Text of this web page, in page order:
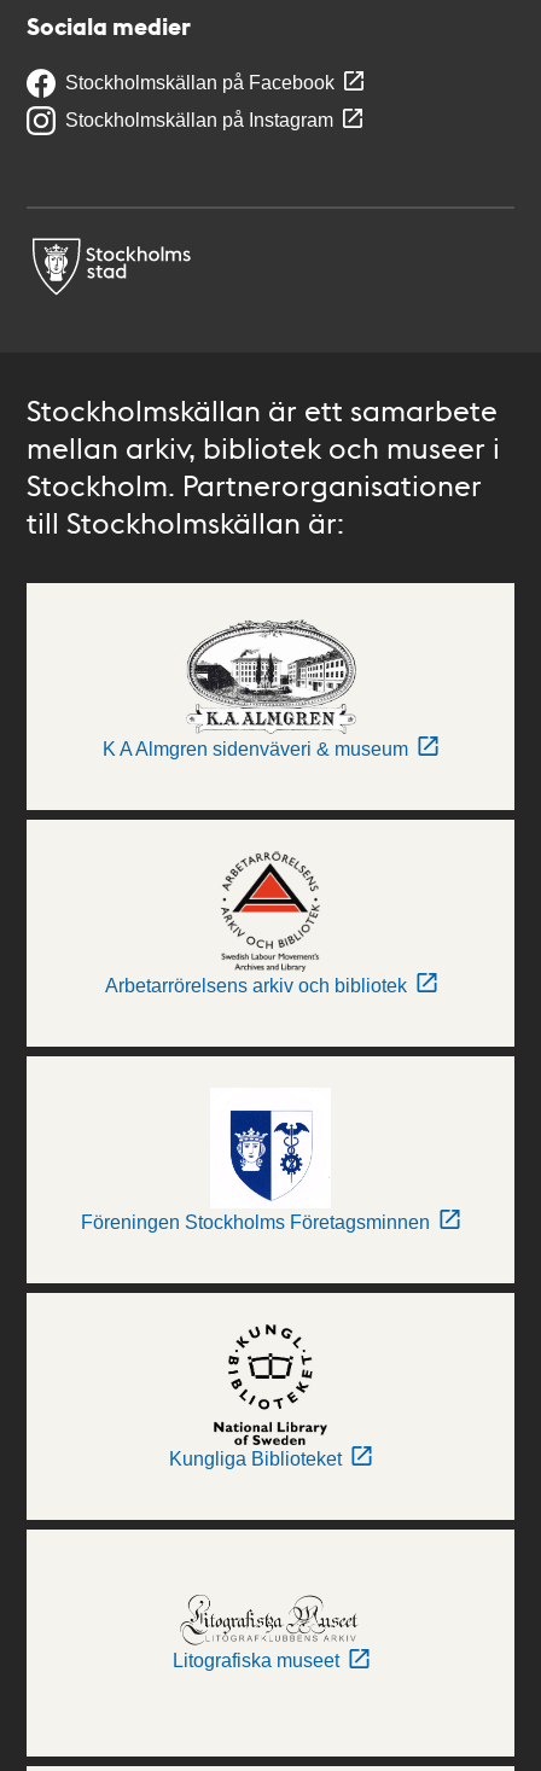
Sociala medier
Stockholmskällan på Facebook
Stockholmskällan på Instagram
Stockholmskällan är ett samarbete
mellan arkiv, bibliotek och museer i
Stockholm. Partnerorganisationer
till Stockholmskällan är:
K A Almgren sidenväveri & museum
Arbetarrörelsens arkiv och bibliotek
Föreningen Stockholms Företagsminnen
Kungliga Biblioteket
Litografiska museet